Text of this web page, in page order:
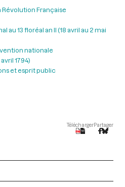
Française
au 13 floréal an II (18 avril au 2 mai
nationale
1794)
et esprit public
TéléchargerPartager